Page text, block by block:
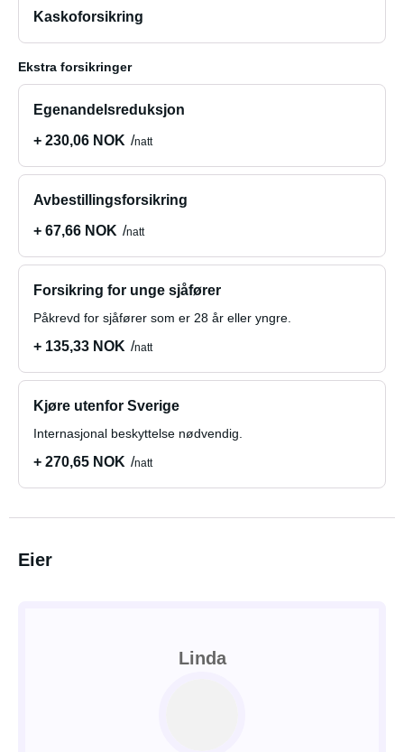
Kaskoforsikring
Ekstra forsikringer
Egenandelsreduksjon
+ 230,06 NOK
natt
Avbestillingsforsikring
+ 67,66 NOK
natt
Forsikring for unge sjåfører
Påkrevd for sjåfører som er 28 år eller yngre.
+ 135,33 NOK natt
Kjøre utenfor Sverige
Internasjonal beskyttelse nødvendig.
+ 270,65 NOK natt
Eier
Linda